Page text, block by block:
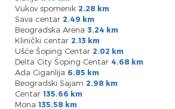
Vukov spomenik 2.28 km
Sava centar 2.49 km
Beogradska Arena 3.24 km
Klinički centar 2.13 km
Ušće Šoping Centar 2.02 km
Delta City Šoping Centar 4.68 km
Ada Ciganlija 6.85 km
Beogradski Sajam 2.98 km
Centar 135.66 km
Mona 135.58 km